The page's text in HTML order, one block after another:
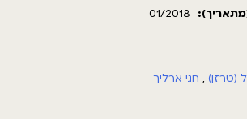
01/2018
(טרזן) חגי ארליך